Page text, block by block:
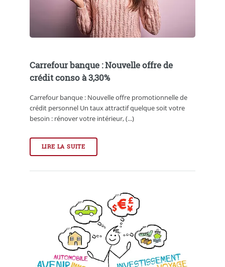
Carrefour banque : Nouvelle offre de
crédit conso à 3,30%
Carrefour banque : Nouvelle offre promotionnelle de
crédit personnel Un taux attractif quelque soit votre
besoin : rénover votre intérieur, (...)
LIRE LA SUITE